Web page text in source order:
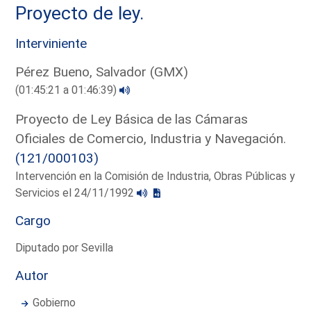
Proyecto de ley.
Interviniente
Pérez Bueno, Salvador (GMX)
(01:45:21 a 01:46:39)
Proyecto de Ley Básica de las Cámaras
Oficiales de Comercio, Industria y Navegación.
(121/000103)
Intervención en la Comisión de Industria, Obras Públicas y
Servicios el 24/11/1992
Cargo
Diputado por Sevilla
Autor
Gobierno